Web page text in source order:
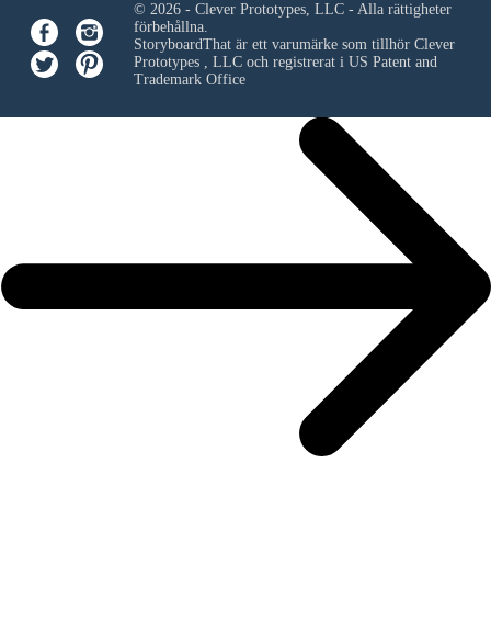
© 2026 - Clever Prototypes, LLC - Alla rättigheter
förbehållna.
StoryboardThat är ett varumärke som tillhör Clever
Prototypes , LLCoch registrerat i US Patent and
Trademark Office